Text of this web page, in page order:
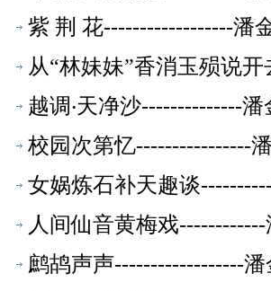
紫 荆 花------------------潘
从“林妹妹”香消玉殒说
越调‧天净沙--------------
校园次第忆----------------
女娲炼石补天趣谈
人间仙音黄梅戏
鹧鸪声声------------------